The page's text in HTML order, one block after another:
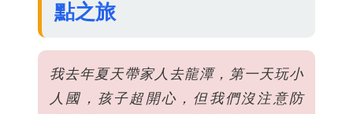
點之旅
我去年夏天帶家人去龍潭，第一天玩小
人國，孩子超開心，但我們沒注意防